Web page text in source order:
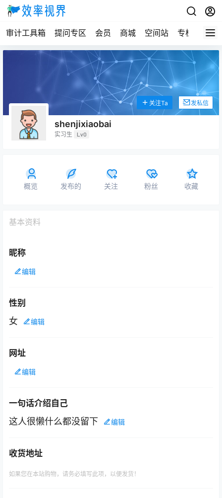
审计工具箱 提问专区 会员 商城 空间站 专栏
shenjixiaobai
实习生 Lv0
关注Ta 发私信
概览 发布的 关注 粉丝 收藏
基本资料
昵称
编辑
性别
女 编辑
网址
编辑
一句话介绍自己
这人很懒什么都没留下 编辑
收货地址
如果您在本站购物，请务必填写此项，以便发货！